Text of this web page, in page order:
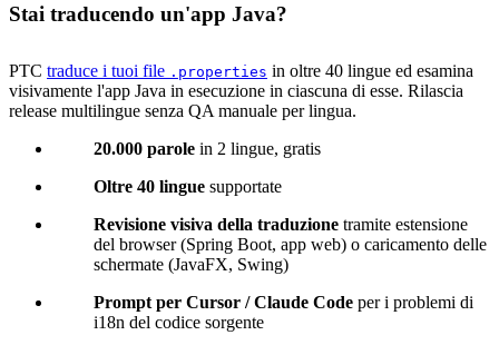
Stai traducendo un'app Java?
PTC traduce i tuoi file .properties in oltre 40 lingue ed esamina
visivamente l'app Java in esecuzione in ciascuna di esse. Rilascia
release multilingue senza QA manuale per lingua.
20.000 parole in 2 lingue, gratis
Oltre 40 lingue supportate
Revisione visiva della traduzione tramite estensione
del browser (Spring Boot, app web) o caricamento delle
schermate (JavaFX, Swing)
Prompt per Cursor / Claude Code per i problemi di
i18n del codice sorgente